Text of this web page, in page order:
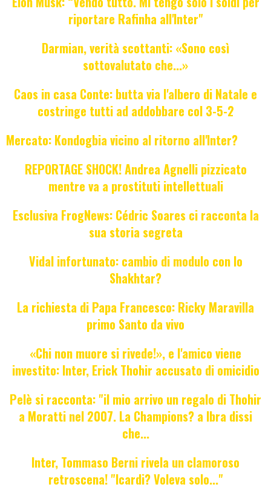
riportare Rafinha all'Inter"
Darmian, verità scottanti: «Sono così
sottovalutato che...»
Caos in casa Conte: butta via l'albero di Natale e
costringe tutti ad addobbare col 3-5-2
Mercato: Kondogbia vicino al ritorno all'Inter?
REPORTAGE SHOCK! Andrea Agnelli pizzicato
mentre va a prostituti intellettuali
Esclusiva FrogNews: Cédric Soares ci racconta la
sua storia segreta
Vidal infortunato: cambio di modulo con lo
Shakhtar?
La richiesta di Papa Francesco: Ricky Maravilla
primo Santo da vivo
«Chi non muore si rivede!», e l'amico viene
investito: Inter, Erick Thohir accusato di omicidio
Pelè si racconta: "il mio arrivo un regalo di Thohir
a Moratti nel 2007. La Champions? a Ibra dissi
che...
Inter, Tommaso Berni rivela un clamoroso
retroscena! "Icardi? Voleva solo..."